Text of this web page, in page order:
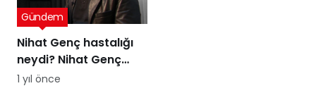
Nihat Genç hastalığı
neydi? Nihat Genç
cenaze töreni ne
Gündem
1 yıl önce